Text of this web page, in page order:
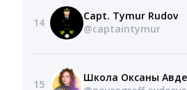
14
Capt. Tymur Rudov
@captaintymur
15